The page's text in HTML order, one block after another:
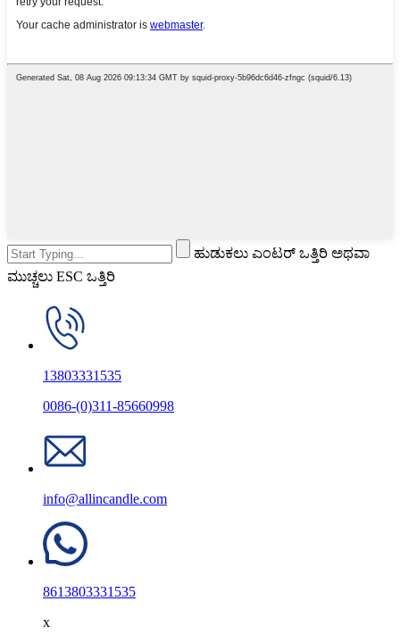
ಹುಡುಕಲು ಎಂಟರ್ ಒತ್ತಿರಿ ಅಥವಾ
ಮುಚ್ಚಲು ESC ಒತ್ತಿರಿ
13803331535
0086-(0)311-85660998
info@allincandle.com
8613803331535
x